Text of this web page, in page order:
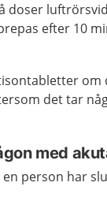
doser
efter 10
om
det tar
med
person har